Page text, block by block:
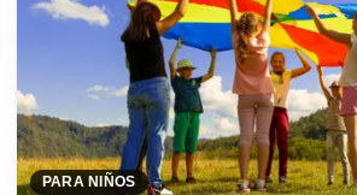
PARA NIÑOS